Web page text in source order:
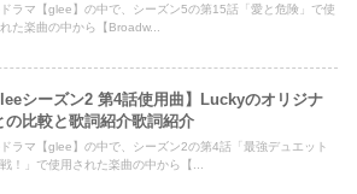
ラマ【glee】の中で、シーズン5の第15話「愛と危険」で使
た楽曲の中から【Broadw...
シーズン2 第4話使用曲】Luckyのオリジナ
の比較と歌詞紹介歌詞紹介
ラマ【glee】の中で、シーズン2の第4話「最強デュエット
！」で使用された楽曲の中から【...